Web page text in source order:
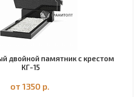
двойной памятник с крестом
КГ-15
от 1350 р.